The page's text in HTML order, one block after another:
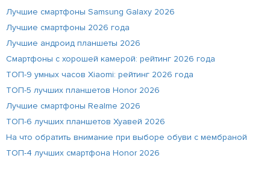
Лучшие смартфоны Samsung Galaxy 2026
Лучшие смартфоны 2026 года
Лучшие андроид планшеты 2026
Смартфоны с хорошей камерой: рейтинг 2026 года
ТОП-9 умных часов Xiaomi: рейтинг 2026 года
ТОП-5 лучших планшетов Honor 2026
Лучшие смартфоны Realme 2026
ТОП-6 лучших планшетов Хуавей 2026
На что обратить внимание при выборе обуви с мембраной
ТОП-4 лучших смартфона Honor 2026